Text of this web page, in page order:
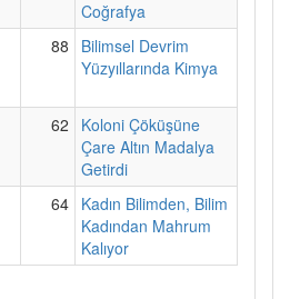
Coğrafya
88
Bilimsel Devrim
Yüzyıllarında Kimya
62
Koloni Çöküşüne
Çare Altın Madalya
Getirdi
64 Kadın Bilimden, Bilim
Kadından Mahrum
Kalıyor